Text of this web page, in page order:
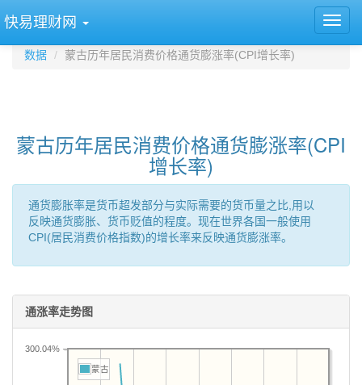
快易理财网
数据 蒙古历年居民消费价格通货膨涨率(CPI增长率)
蒙古历年居民消费价格通货膨涨率(CPI
增长率)
通货膨胀率是货币超发部分与实际需要的货币量之比,用以
反映通货膨胀、货币贬值的程度。现在世界各国一般使用
CPI(居民消费价格指数)的增长率来反映通货膨涨率。
通涨率走势图
300.04%
蒙古